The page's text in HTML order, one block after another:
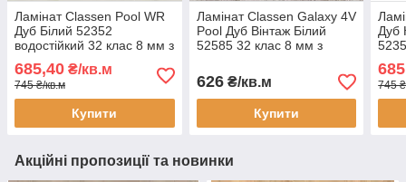
Ламінат Classen Pool WR
Дуб Білий 52352
водостійкий 32 клас 8 мм з
685,40 ₴/кв.м
745 ₴/кв.м
Купити
Ламінат Classen Galaxy 4V
Pool Дуб Вінтаж Білий
52585 32 клас 8 мм з
626₴/кв.м
Купити
Дуб
745
Акційні пропозиції та новинки